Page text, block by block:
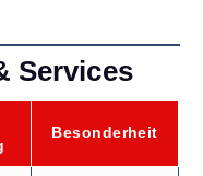
Services
Besonderheit